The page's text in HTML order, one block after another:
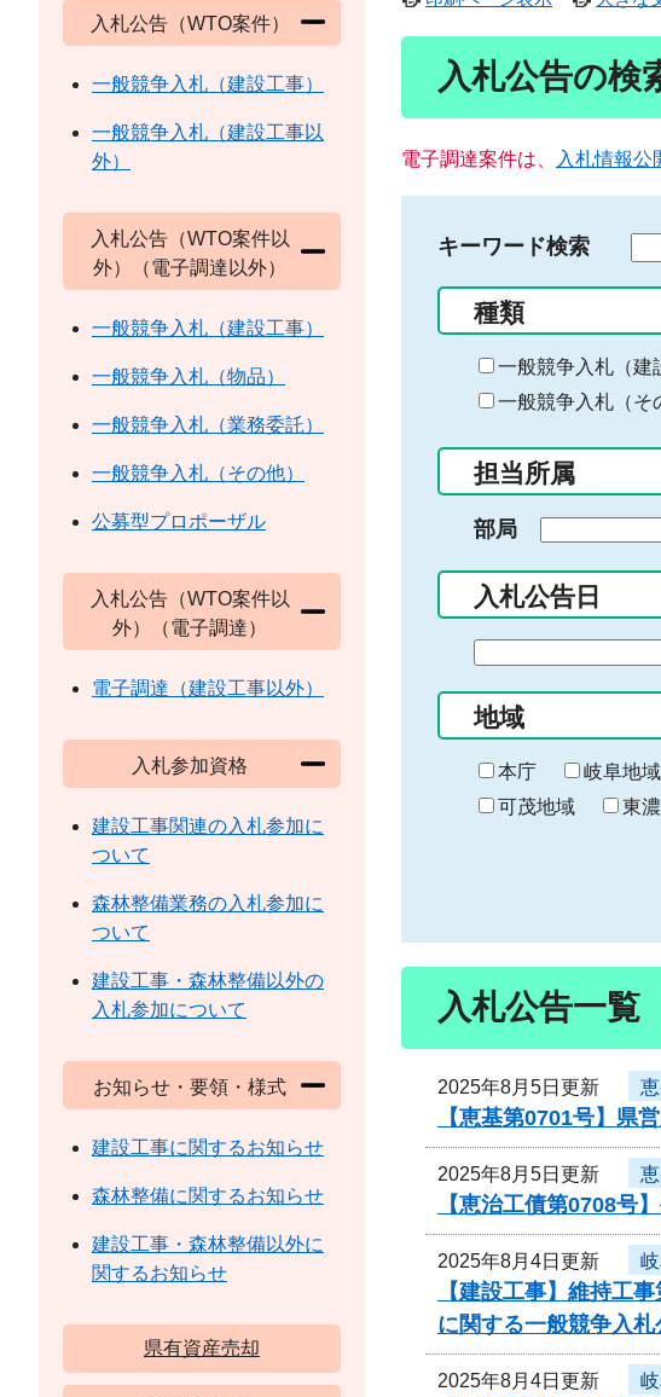
入札公告の検
電子調達案件は、 入札情報公
キーワード検索
る
キ
ー
ー
入
力
種類
一般競争入札（建
一般競争入札（そ
担当所属
部局
入札公告日
の
始
ま
り
地域
本庁 岐阜地
可茂地域
東
入札公告一覧
2025年8月5日更新
【恵基第0701号】
2025年8月5日更新
【恵治工債第0708
2025年8月4日更新
【建設工事】維持工
に関する一般競争入札
2025年8月4日更新
入札公告（WTO案件）
一般競争入札（建設工事）
一般競争入札（建設工事以
外）
入札公告（WTO案件以
外）（電子調達以外）
一般競争入札（建設工事）
一般競争入札（物品）
一般競争入札（業務委託）
一般競争入札（その他）
公募型プロポーザル
入札公告（WTO案件以
外）（電子調達）
電子調達（建設工事以外）
入札参加資格
建設工事関連の入札参加に
ついて
森林整備業務の入札参加に
ついて
建設工事・森林整備以外の
入札参加について
お知らせ・要領・様式
建設工事に関するお知らせ
森林整備に関するお知らせ
建設工事・森林整備以外に
関するお知らせ
県有資産売却